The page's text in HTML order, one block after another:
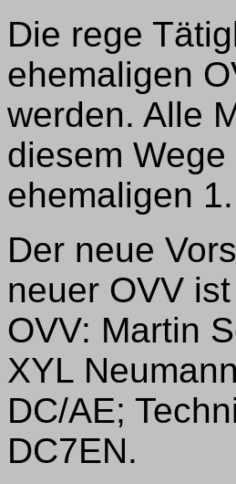
Die rege
ehemaligen
werden. Alle
diesem
ehemaligen
Der neue
neuer OVV
OVV: Martin
XYL
DC/AE;
DC7EN.